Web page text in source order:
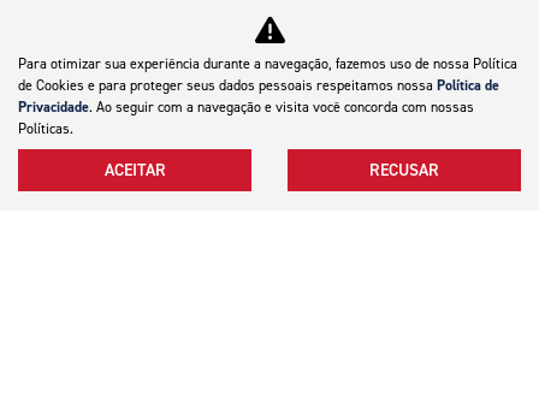
Motocicletas
Para otimizar sua experiência durante a navegação, fazemos uso de nossa Política
de Cookies e para proteger seus dados pessoais respeitamos nossa Política de
Privacidade. Ao seguir com a navegação e visita você concorda com nossas
Políticas.
ACEITAR RECUSAR